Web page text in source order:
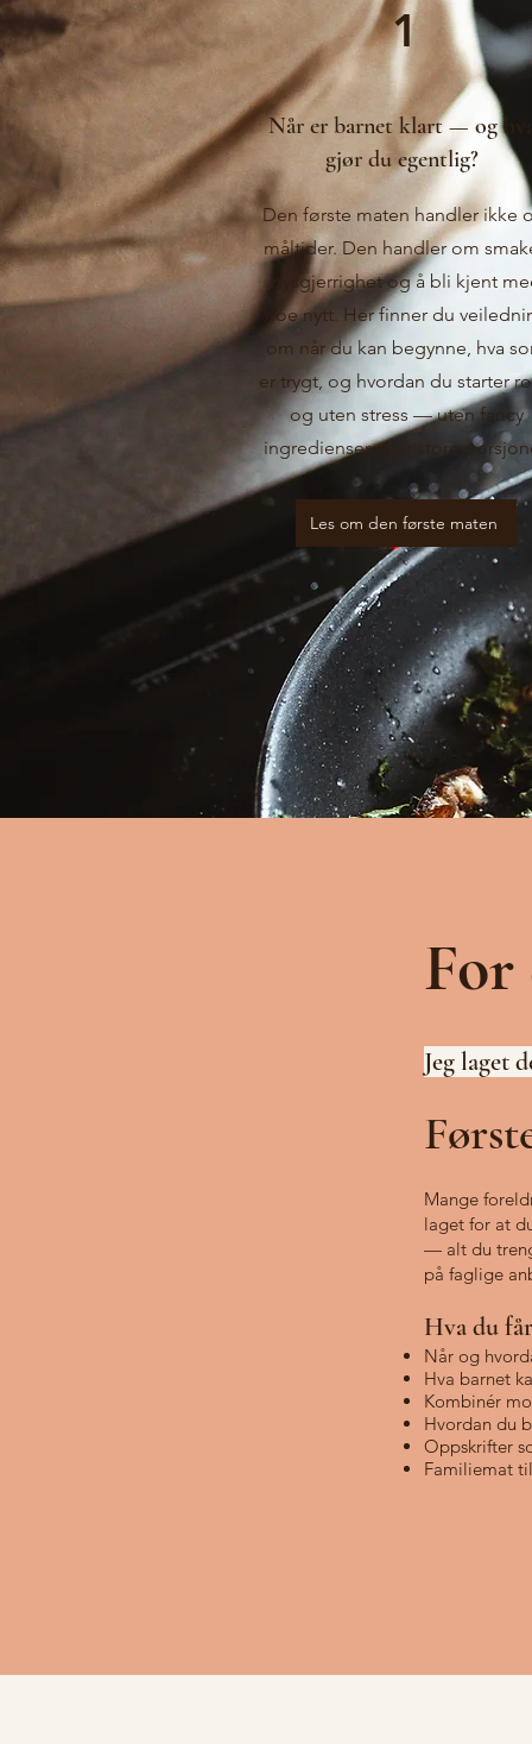
1
Når er barnet klart — og
gjør du egentlig?
Den første maten handler ikke
måltider. Den handler om
nysgjerrighet og å bli kjent
noe nytt. Her finner du
om når du kan begynne, hva
er trygt, og hvordan du starter
og uten stress — uten fancy
ingredienser eller store
Les om den første maten
For
Jeg laget
Mange
laget for at
— alt du
på faglige
Hva du
Når og
Hva barnet
Kombinér
Hvordan du
Oppskrifter
Familiemat